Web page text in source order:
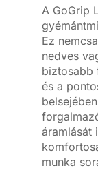
A GoGrip
Ez
nedves
biztosabb
és a
áramlását
munka